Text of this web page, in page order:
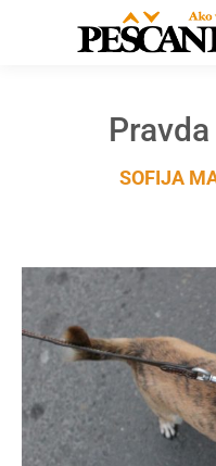
SOFIJA